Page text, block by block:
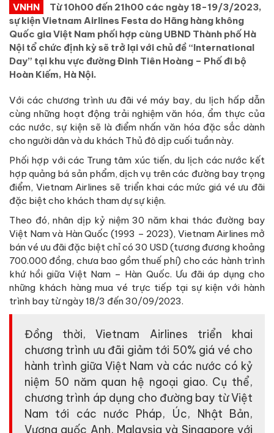
VNHN
Từ 10h00 đến 21h00 các ngày 18-19/3/2023,
sự kiện Vietnam Airlines Festa do Hãng hàng không
Quốc gia Việt Nam phối hợp cùng UBND Thành phố Hà
Nội tổ chức định kỳ sẽ trở lại với chủ đề “International
Day” tại khu vực đường Đinh Tiên Hoàng – Phố đi bộ
Hoàn Kiếm, Hà Nội.
Với các chương trình ưu đãi vé máy bay, du lịch hấp dẫn
cùng những hoạt động trải nghiệm văn hóa, ẩm thực của
các nước, sự kiện sẽ là điểm nhấn văn hóa đặc sắc dành
cho người dân và du khách Thủ đô dịp cuối tuần này.
Phối hợp với các Trung tâm xúc tiến, du lịch các nước kết
hợp quảng bá sản phẩm, dịch vụ trên các đường bay trọng
điểm, Vietnam Airlines sẽ triển khai các mức giá vé ưu đãi
đặc biệt cho khách tham dự sự kiện.
Theo đó, nhân dịp kỷ niệm 30 năm khai thác đường bay
Việt Nam và Hàn Quốc (1993 – 2023), Vietnam Airlines mở
bán vé ưu đãi đặc biệt chỉ có 30 USD (tương đương khoảng
700.000 đồng, chưa bao gồm thuế phí) cho các hành trình
khứ hồi giữa Việt Nam – Hàn Quốc. Ưu đãi áp dụng cho
những khách hàng mua vé trực tiếp tại sự kiện với hành
trình bay từ ngày 18/3 đến 30/09/2023.
Đồng thời, Vietnam Airlines triển khai
chương trình ưu đãi giảm tới 50% giá vé cho
hành trình giữa Việt Nam và các nước có kỷ
niệm 50 năm quan hệ ngoại giao. Cụ thể,
chương trình áp dụng cho đường bay từ Việt
Nam tới các nước Pháp, Úc, Nhật Bản,
Vương quốc Anh, Malaysia và Singapore với